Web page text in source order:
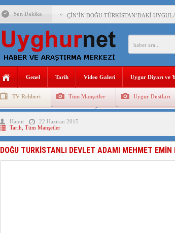
Son Dakika ÇİN’İN DOĞU TÜRKİSTAN’DAKİ
DİYANET AKADEMİSİ BAŞKANI
ÇİN’İN UYGUR POLİTİKALARINI ÖVEN
MHP’DEN URUMÇİ KATLİAMI MESAJİ :
İŞGALCİ ÇİN’DEN “FETİHLER SULTANI
SAADET PARTİSİ İLÇE BAŞKANI :
Genel Tarih Video Galeri Uygur Diyarı ve
TV Rehberi Tüm Manşetler Uygur Dostları
Uygurlarda Düğün ve Cenaze
Hamit
22 Haziran 2015
Tarih Tüm Manşetler
DOĞU TÜRKİSTANLI DEVLET ADAMI MEHMET